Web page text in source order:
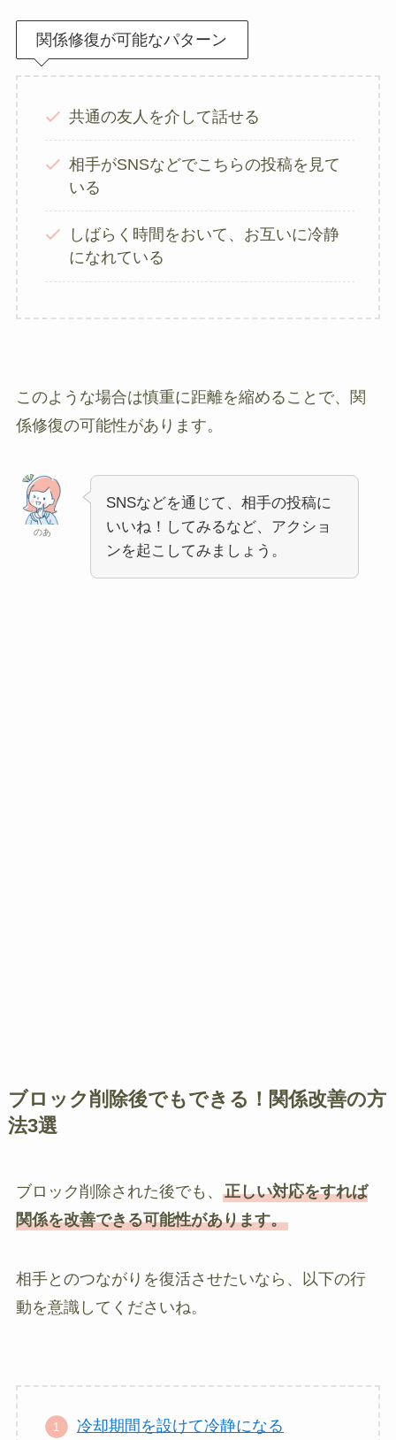
関係修復が可能なパターン
共通の友人を介して話せる
相手がSNSなどでこちらの投稿を見て
いる
しばらく時間をおいて、お互いに冷静
になれている
このような場合は慎重に距離を縮めることで、関
係修復の可能性があります。
のあ
SNSなどを通じて、相手の投稿に
いいね！してみるなど、アクショ
ンを起こしてみましょう。
ブロック削除後でもできる！関係改善の方
法3選
ブロック削除された後でも、 正しい対応をすれば
関係を改善できる可能性があります。
相手とのつながりを復活させたいなら、以下の行
動を意識してくださいね。
冷却期間を設けて冷静になる